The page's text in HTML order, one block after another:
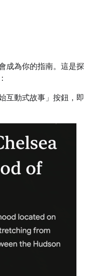
成為你的指南。這是探
互動式故事」按鈕，即